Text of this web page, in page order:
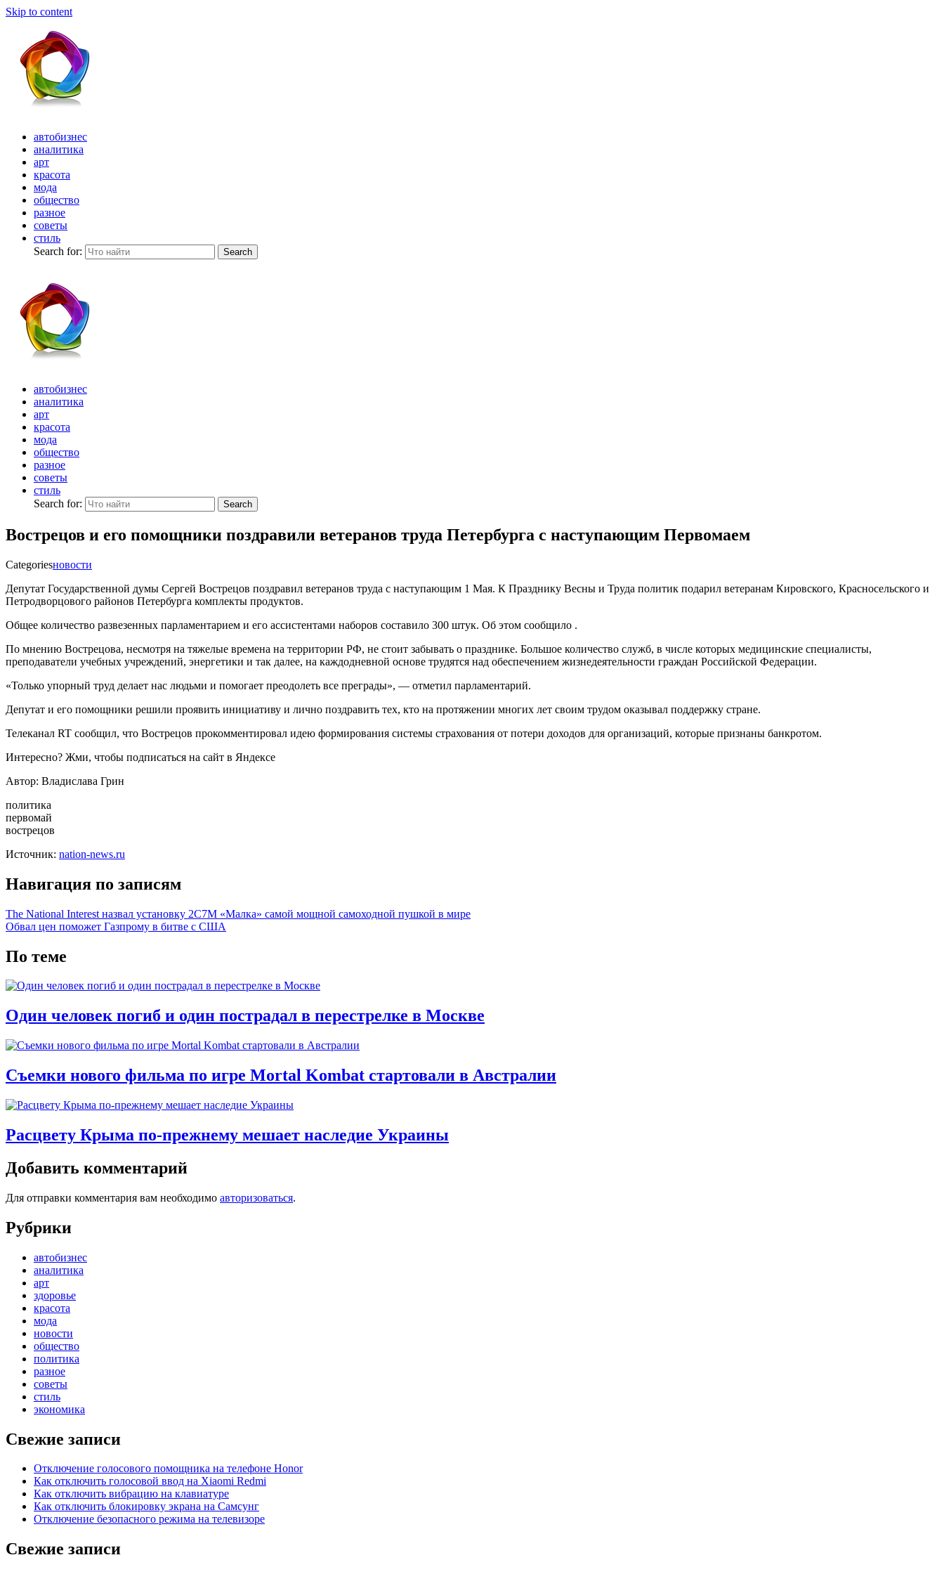
Skip to content
автобизнес
аналитика
арт
красота
мода
общество
разное
советы
стиль
Search for:
Search
автобизнес
аналитика
арт
красота
мода
общество
разное
советы
стиль
Search for:
Search
Вострецов и его помощники поздравили ветеранов труда Петербурга с наступающим Первомаем
Categoriesновости
Депутат Государственной думы Сергей Вострецов поздравил ветеранов труда с наступающим 1 Мая. К Празднику Весны и Труда политик подарил ветеранам Кировского, Красносельского и
Петродворцового районов Петербурга комплекты продуктов.
Общее количество развезенных парламентарием и его ассистентами наборов составило 300 штук. Об этом сообщило .
По мнению Вострецова, несмотря на тяжелые времена на территории РФ, не стоит забывать о празднике. Большое количество служб, в числе которых медицинские специалисты,
преподаватели учебных учреждений, энергетики и так далее, на каждодневной основе трудятся над обеспечением жизнедеятельности граждан Российской Федерации.
«Только упорный труд делает нас людьми и помогает преодолеть все преграды», — отметил парламентарий.
Депутат и его помощники решили проявить инициативу и лично поздравить тех, кто на протяжении многих лет своим трудом оказывал поддержку стране.
Телеканал RT сообщил, что Вострецов прокомментировал идею формирования системы страхования от потери доходов для организаций, которые признаны банкротом.
Интересно? Жми, чтобы подписаться на сайт в Яндексе
Автор: Владислава Грин
политика
первомай
вострецов
Источник: nation-news.ru
Навигация по записям
The National Interest назвал установку 2С7М «Малка» самой мощной самоходной пушкой в мире
Обвал цен поможет Газпрому в битве с США
По теме
Один человек погиб и один пострадал в перестрелке в Москве
Съемки нового фильма по игре Mortal Kombat стартовали в Австралии
Расцвету Крыма по-прежнему мешает наследие Украины
Добавить комментарий
Для отправки комментария вам необходимо авторизоваться.
Рубрики
автобизнес
аналитика
арт
здоровье
красота
мода
новости
общество
политика
разное
советы
стиль
экономика
Свежие записи
Отключение голосового помощника на телефоне Honor
Как отключить голосовой ввод на Xiaomi Redmi
Как отключить вибрацию на клавиатуре
Как отключить блокировку экрана на Самсунг
Отключение безопасного режима на телевизоре
Свежие записи